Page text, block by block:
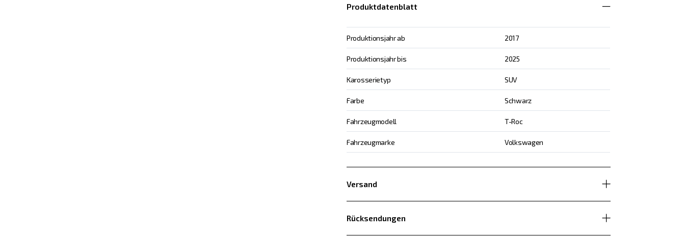
Produktdatenblatt
Produktionsjahr ab 2017
Produktionsjahr bis 2025
Karosserietyp SUV
Farbe Schwarz
Fahrzeugmodell T-Roc
Fahrzeugmarke Volkswagen
Versand
Rücksendungen